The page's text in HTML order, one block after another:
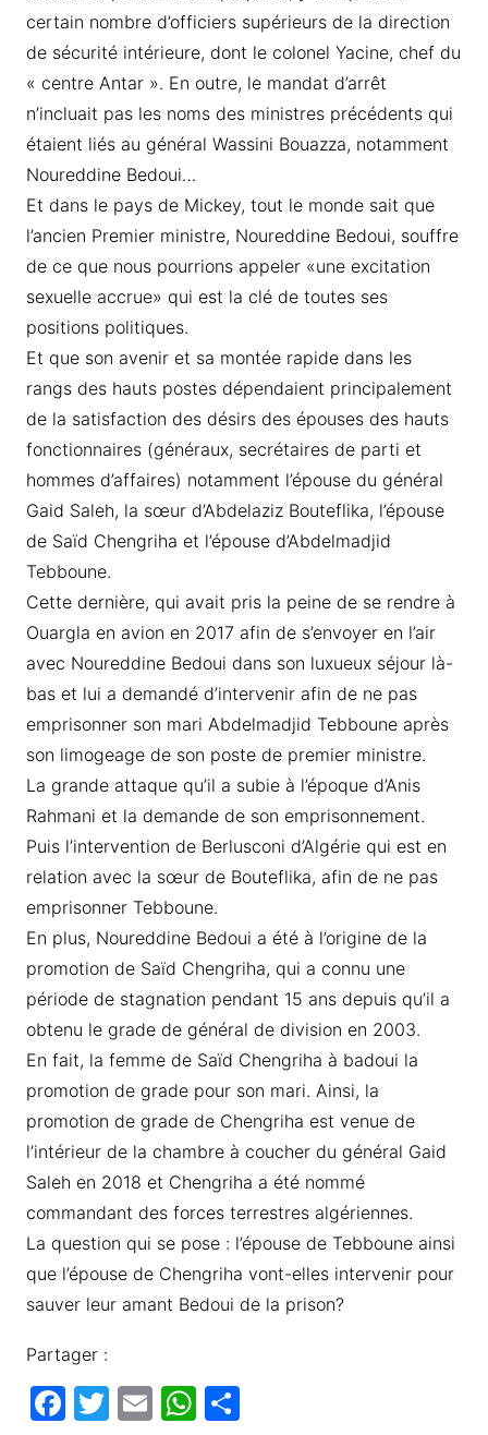
certain nombre d’officiers supérieurs de la direction
de sécurité intérieure, dont le colonel Yacine, chef du
« centre Antar ». En outre, le mandat d’arrêt
n’incluait pas les noms des ministres précédents qui
étaient liés au général Wassini Bouazza, notamment
Noureddine Bedoui…
Et dans le pays de Mickey, tout le monde sait que
l’ancien Premier ministre, Noureddine Bedoui, souffre
de ce que nous pourrions appeler «une excitation
sexuelle accrue» qui est la clé de toutes ses
positions politiques.
Et que son avenir et sa montée rapide dans les
rangs des hauts postes dépendaient principalement
de la satisfaction des désirs des épouses des hauts
fonctionnaires (généraux, secrétaires de parti et
hommes d’affaires) notamment l’épouse du général
Gaid Saleh, la sœur d’Abdelaziz Bouteflika, l’épouse
de Saïd Chengriha et l’épouse d’Abdelmadjid
Tebboune.
Cette dernière, qui avait pris la peine de se rendre à
Ouargla en avion en 2017 afin de s’envoyer en l’air
avec Noureddine Bedoui dans son luxueux séjour là-
bas et lui a demandé d’intervenir afin de ne pas
emprisonner son mari Abdelmadjid Tebboune après
son limogeage de son poste de premier ministre.
La grande attaque qu’il a subie à l’époque d’Anis
Rahmani et la demande de son emprisonnement.
Puis l’intervention de Berlusconi d’Algérie qui est en
relation avec la sœur de Bouteflika, afin de ne pas
emprisonner Tebboune.
En plus, Noureddine Bedoui a été à l’origine de la
promotion de Saïd Chengriha, qui a connu une
période de stagnation pendant 15 ans depuis qu’il a
obtenu le grade de général de division en 2003.
En fait, la femme de Saïd Chengriha à badoui la
promotion de grade pour son mari. Ainsi, la
promotion de grade de Chengriha est venue de
l’intérieur de la chambre à coucher du général Gaid
Saleh en 2018 et Chengriha a été nommé
commandant des forces terrestres algériennes.
La question qui se pose : l’épouse de Tebboune ainsi
que l’épouse de Chengriha vont-elles intervenir pour
sauver leur amant Bedoui de la prison?
Partager :
F T E W P